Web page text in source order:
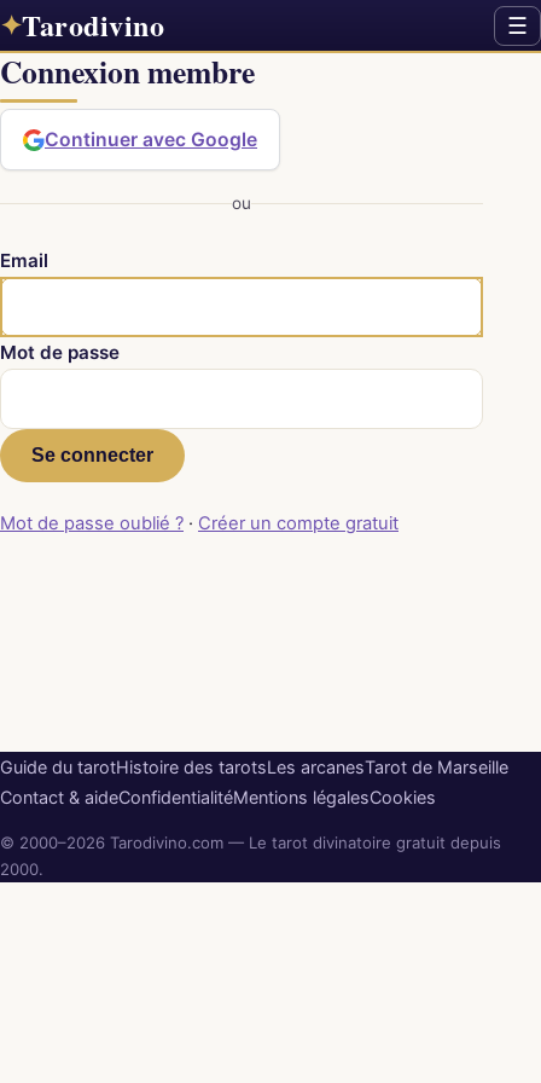
✦Tarodivino ☰
Connexion membre
Continuer avec Google
ou
Email
Mot de passe
Se connecter
Mot de passe oublié ? · Créer un compte gratuit
Guide du tarotHistoire des tarotsLes arcanesTarot de Marseille
Contact & aideConfidentialitéMentions légalesCookies
© 2000–2026 Tarodivino.com — Le tarot divinatoire gratuit depuis
2000.